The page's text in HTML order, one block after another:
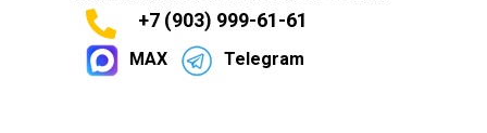
+7 (903) 999-61-61
MAX Telegram